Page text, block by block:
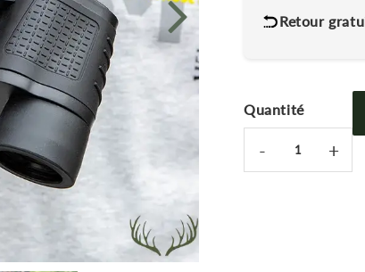
Retour
Quantité
- +